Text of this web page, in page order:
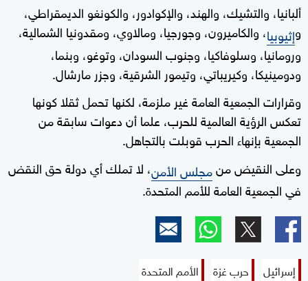
ألبانيا، والتشيك، والهند، والإكوادور، والكونغو الديمقراطي،
وإثيوبيا، والكاميرون، وجورجيا، ومالاوي، ومقدونيا الشمالية،
ورومانيا، وسلوفاكيا، وجنوب السودان، وتوغو، وبنما،
ودومينيكا، وكيريباتي، وتيمور الشرقية، وجزر مارشال.
وقرارات الجمعية العامة غير ملزمة، لكنها تحمل ثقلا كونها
تعكس الرؤية العالمية للحرب، علما أن دعوات سابقة من
الجمعية بإنهاء الحرب قوبلت بالتجاهل.
وعلى النقيض منمجلس الأمن، لا تملك أي دولة حق النقض
في الجمعية العامة للأمم المتحدة.
إسرائيل حرب غزة الأمم المتحدة